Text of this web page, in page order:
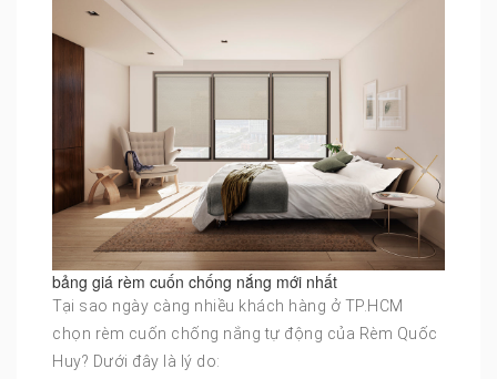
bảng giá rèm cuốn chống nắng mới nhất
Tại sao ngày càng nhiều khách hàng ở TP.HCM
chọn rèm cuốn chống nắng tự động của Rèm Quốc
Huy? Dưới đây là lý do: